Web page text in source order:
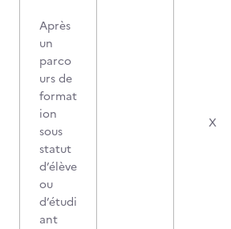
Après
un
parco
urs de
format
ion
sous
statut
d’élève
ou
d’étudi
ant
X